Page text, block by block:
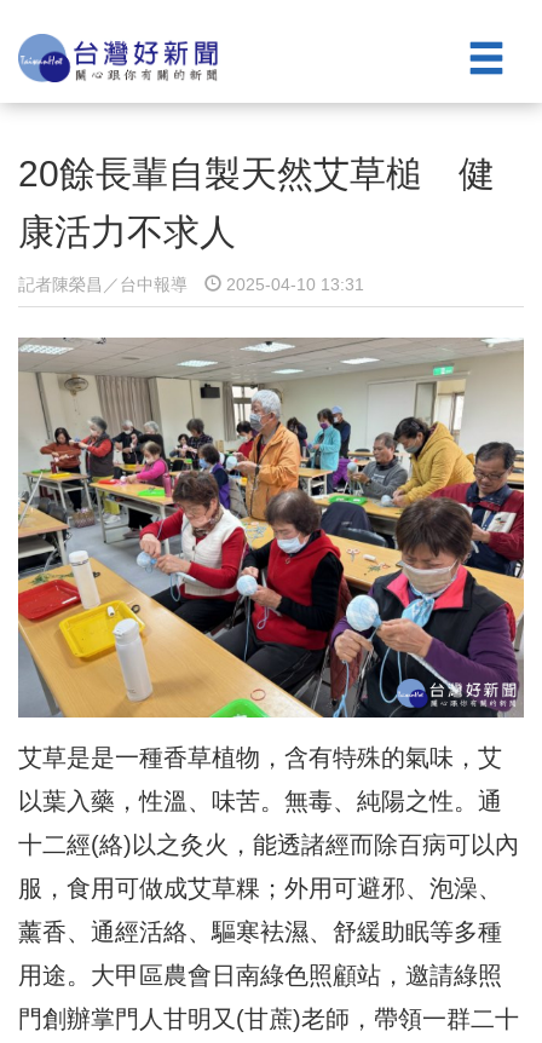
20餘長輩自製天然艾草槌 健
康活力不求人
記者陳榮昌／台中報導 2025-04-10 13:31
艾草是是一種香草植物，含有特殊的氣味，艾
以葉入藥，性溫、味苦。無毒、純陽之性。通
十二經(絡)以之灸火，能透諸經而除百病可以內
服，食用可做成艾草粿；外用可避邪、泡澡、
薰香、通經活絡、驅寒袪濕、舒緩助眠等多種
用途。大甲區農會日南綠色照顧站，邀請綠照
門創辦掌門人甘明又(甘蔗)老師，帶領一群二十